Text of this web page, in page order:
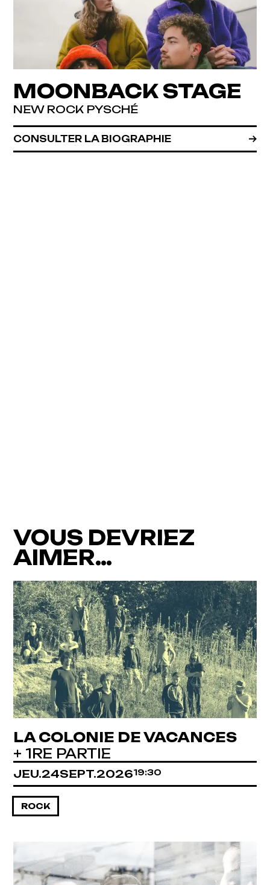
MOONBACK STAGE
NEW ROCK PYSCHÉ
CONSULTER LA BIOGRAPHIE
VOUS DEVRIEZ
AIMER…
LA COLONIE DE VACANCES
+ 1RE PARTIE
JEUDI
JEU.24SEPTEMBRE
SEPT.202619:30
ROCK